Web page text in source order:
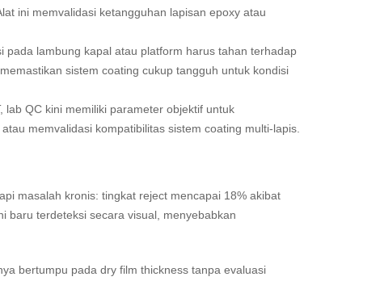
ini memvalidasi ketangguhan lapisan epoxy atau
pada lambung kapal atau platform harus tahan terhadap
sistem coating cukup tangguh untuk kondisi
lab QC kini memiliki parameter objektif untuk
memvalidasi kompatibilitas sistem coating multi-lapis.
masalah kronis: tingkat reject mencapai 18% akibat
baru terdeteksi secara visual, menyebabkan
bertumpu pada dry film thickness tanpa evaluasi